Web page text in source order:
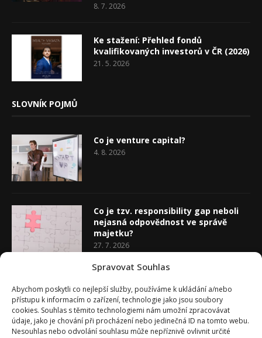
Spravovat Souhlas
Abychom poskytli co nejlepší služby, používáme k ukládání a/nebo
přístupu k informacím o zařízení, technologie jako jsou soubory
cookies. Souhlas s těmito technologiemi nám umožní zpracovávat
údaje, jako je chování při procházení nebo jedinečná ID na tomto webu.
Nesouhlas nebo odvolání souhlasu může nepříznivě ovlivnit určité
8. 7. 2026
Ke stažení: Přehled fondů
kvalifikovaných investorů v ČR (2026)
21. 5. 2026
SLOVNÍK POJMŮ
Co je venture capital?
4. 8. 2026
Co je tzv. responsibility gap neboli
nejasná odpovědnost ve správě
majetku?
27. 7. 2026
20. 7. 2026